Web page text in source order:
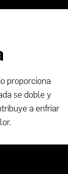
proporciona
se doble y
a enfriar